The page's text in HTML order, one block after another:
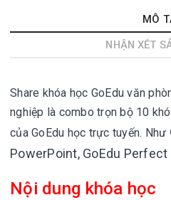
MÔ
NHẬN XÉT
Share khóa học GoEdu văn
nghiệp là combo trọn bộ 10
của GoEdu học trực tuyến. Như
PowerPoint, GoEdu Perfect
Nội dung khóa học